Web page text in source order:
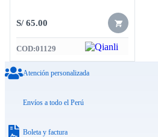
S/65.00
COD:01129
Atención personalizada
Envíos a todo el Perú
Boleta y factura